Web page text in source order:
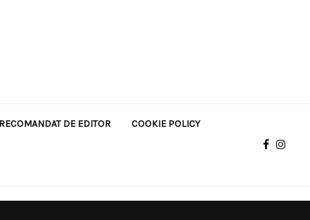
RECOMANDAT DE EDITOR COOKIE POLICY